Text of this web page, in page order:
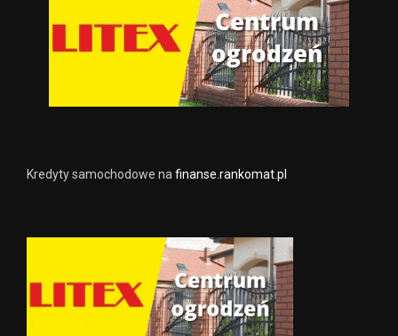
Kredyty samochodowe na finanse.rankomat.pl